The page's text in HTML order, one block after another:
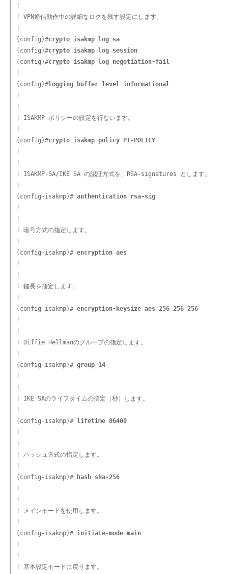
!
! VPN通信動作中の詳細なログを残す設定にします。
!
(config)#crypto isakmp log sa
(config)#crypto isakmp log session
(config)#crypto isakmp log negotiation-fail
!
(config)#logging buffer level informational
!
!
! ISAKMP ポリシーの設定を行ないます。
!
(config)#crypto isakmp policy P1-POLICY
!
!
! ISAKMP-SA/IKE SA の認証方式を、RSA-signatures とします。
!
(config-isakmp)# authentication rsa-sig
!
!
! 暗号方式の指定します。
!
(config-isakmp)# encryption aes
!
!
! 鍵長を指定します。
!
(config-isakmp)# encryption-keysize aes 256 256 256
!
!
! Diffie Hellmanのグループの指定します。
!
(config-isakmp)# group 14
!
!
! IKE SAのライフタイムの指定（秒）します。
!
(config-isakmp)# lifetime 86400
!
!
! ハッシュ方式の指定します。
!
(config-isakmp)# hash sha-256
!
!
! メインモードを使用します。
!
(config-isakmp)# initiate-mode main
!
!
! 基本設定モードに戻ります。